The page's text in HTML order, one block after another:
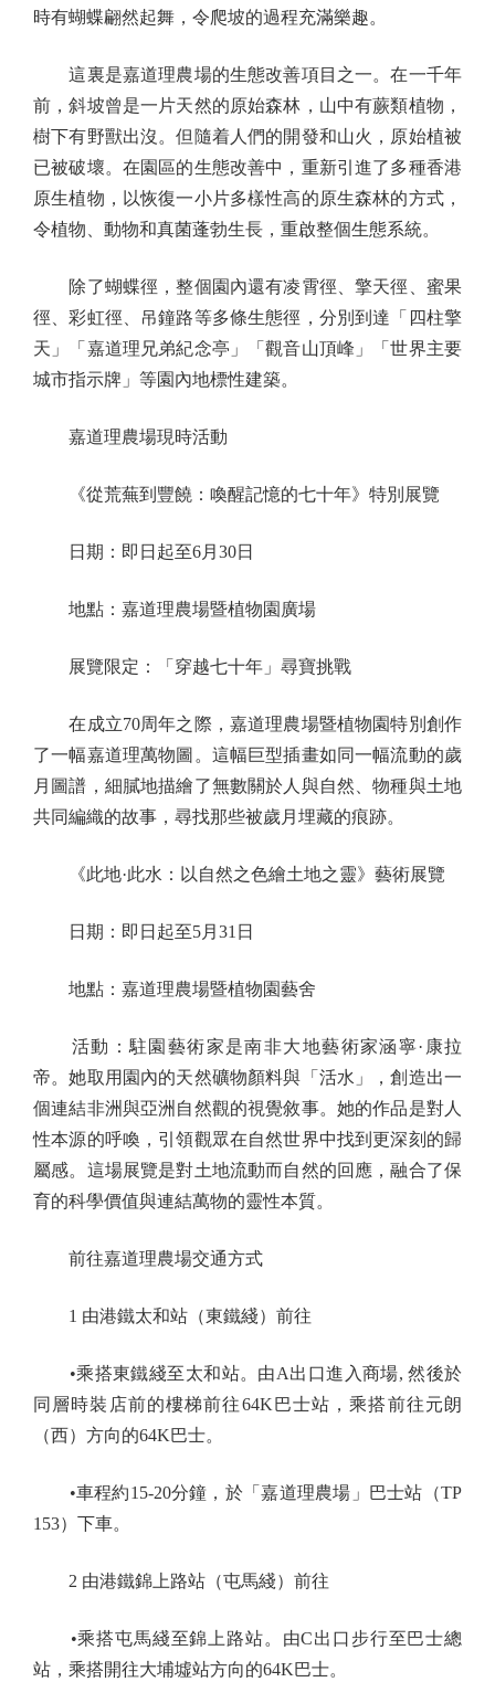
時有蝴蝶翩然起舞，令爬坡的過程充滿樂趣。
這裏是嘉道理農場的生態改善項目之一。在一千年
前，斜坡曾是一片天然的原始森林，山中有蕨類植物，
樹下有野獸出沒。但隨着人們的開發和山火，原始植被
已被破壞。在園區的生態改善中，重新引進了多種香港
原生植物，以恢復一小片多樣性高的原生森林的方式，
令植物、動物和真菌蓬勃生長，重啟整個生態系統。
除了蝴蝶徑，整個園內還有凌霄徑、擎天徑、蜜果
徑、彩虹徑、吊鐘路等多條生態徑，分別到達「四柱擎
天」「嘉道理兄弟紀念亭」「觀音山頂峰」「世界主要
城市指示牌」等園內地標性建築。
嘉道理農場現時活動
《從荒蕪到豐饒：喚醒記憶的七十年》特別展覽
日期：即日起至6月30日
地點：嘉道理農場暨植物園廣場
展覽限定：「穿越七十年」尋寶挑戰
在成立70周年之際，嘉道理農場暨植物園特別創作
了一幅嘉道理萬物圖。這幅巨型插畫如同一幅流動的歲
月圖譜，細膩地描繪了無數關於人與自然、物種與土地
共同編織的故事，尋找那些被歲月埋藏的痕跡。
《此地·此水：以自然之色繪土地之靈》藝術展覽
日期：即日起至5月31日
地點：嘉道理農場暨植物園藝舍
活動：駐園藝術家是南非大地藝術家涵寧·康拉
帝。她取用園內的天然礦物顏料與「活水」，創造出一
個連結非洲與亞洲自然觀的視覺敘事。她的作品是對人
性本源的呼喚，引領觀眾在自然世界中找到更深刻的歸
屬感。這場展覽是對土地流動而自然的回應，融合了保
育的科學價值與連結萬物的靈性本質。
前往嘉道理農場交通方式
1 由港鐵太和站（東鐵綫）前往
•乘搭東鐵綫至太和站。由A出口進入商場, 然後於
同層時裝店前的樓梯前往64K巴士站，乘搭前往元朗
（西）方向的64K巴士。
•車程約15-20分鐘，於「嘉道理農場」巴士站（TP
153）下車。
2 由港鐵錦上路站（屯馬綫）前往
•乘搭屯馬綫至錦上路站。由C出口步行至巴士總
站，乘搭開往大埔墟站方向的64K巴士。